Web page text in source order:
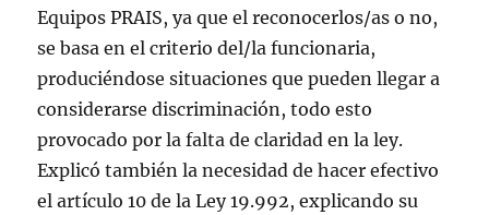
Equipos PRAIS, ya que el reconocerlos/as o no,
se basa en el criterio del/la funcionaria,
produciéndose situaciones que pueden llegar a
considerarse discriminación, todo esto
provocado por la falta de claridad en la ley.
Explicó también la necesidad de hacer efectivo
el artículo 10 de la Ley 19.992, explicando su